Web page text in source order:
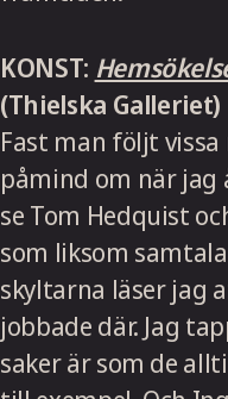
KONST:
(Thielska Galleriet)
Fast man följt
påmind om när
se Tom Hedquist
som liksom
skyltarna läser jag
jobbade där. Jag
saker är som de